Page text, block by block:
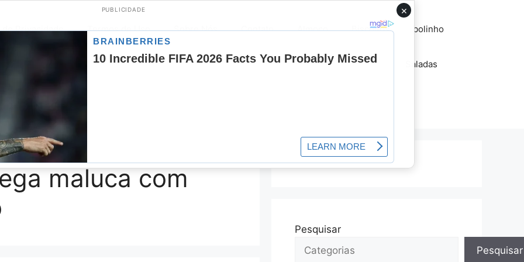
Privacidade Termos de Uso Sobre Nós Contato Almoço Biscoitos bolinho
Lanches Limpeza Massas Molhos Pães recheios Saladas
maluca com
Pesquisar
Pesquisar
×
PUBLICIDADE